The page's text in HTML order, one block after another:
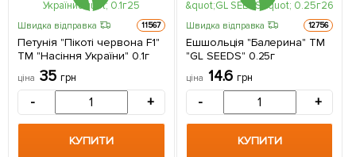
Швидка відправка 11567
Петунія "Пікоті червона F1"
ТМ "Насіння України" 0.1г
ціна 35 грн
- +
КУПИТИ
Швидка відправка 12756
Ешшольція "Балерина" ТМ
"GL SEEDS" 0.25г
ціна 14.6 грн
- +
КУПИТИ